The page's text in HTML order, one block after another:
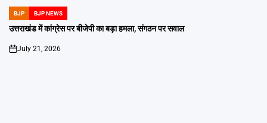
POSTED
IN
BJP BJP NEWS
उत्तराखंड में कांग्रेस पर बीजेपी का बड़ा हमला, संगठन पर सवाल
on
July 21, 2026